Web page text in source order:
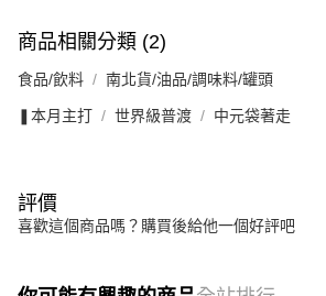
商品相關分類 (2)
食品/飲料 南北貨/油品/調味料/罐頭
❚本月主打 世界級普渡 中元袋著走
評價
喜歡這個商品嗎？購買後給他一個好評吧